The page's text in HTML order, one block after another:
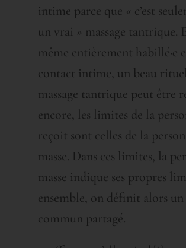
intime parce que « c’est
un vrai » massage tantrique.
même entièrement habillé·e
contact intime, un beau
massage tantrique peut être
encore, les limites de la
reçoit sont celles de la
masse. Dans ces limites, la
masse indique ses propres
ensemble, on définit alors un
commun partagé.